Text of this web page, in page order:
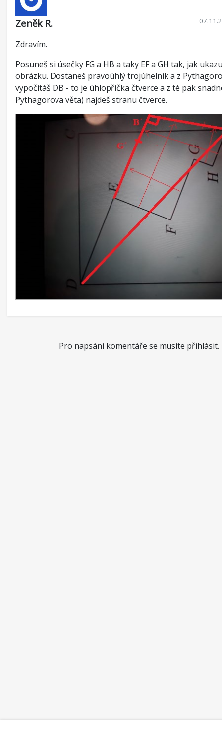
Zeněk R.
Zdravím.
Posuneš si úsečky FG a HB a taky EF a GH tak, jak
obrázku. Dostaneš pravoúhlý trojúhelník a z
vypočítáš DB - to je úhlopříčka čtverce a z té pak
Pythagorova věta) najdeš stranu čtverce.
Pro napsání komentáře se musíte přihlásit.